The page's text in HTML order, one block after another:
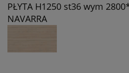
PŁYTA H1250 st36 wym
NAVARRA